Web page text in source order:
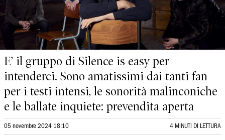
E’ il gruppo di Silence is easy per
intenderci. Sono amatissimi dai tanti fan
per i testi intensi, le sonorità malinconiche
e le ballate inquiete: prevendita aperta
05 novembre 2024 18:10 4 MINUTI DI LETTURA